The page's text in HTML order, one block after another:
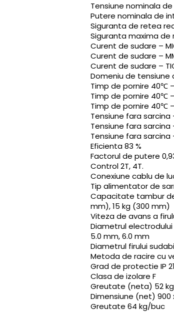
Tensiune nominala
Putere nominala de
Siguranta de retea
Siguranta maxima de
Curent de sudare –
Curent de sudare –
Curent de sudare –
Domeniu de tensiune
Timp de pornire 40℃
Timp de pornire 40℃
Timp de pornire 40℃ –
Tensiune fara sarcina
Tensiune fara sarcina –
Tensiune fara sarcina –
Eficienta 83 %
Factorul de putere
Control 2T, 4T.
Conexiune cablu de
Tip alimentator de
Capacitate tambur
mm), 15 kg (300 mm)
Viteza de avans a
Diametrul electrodului
5.0 mm, 6.0 mm
Diametrul firului
Metoda de racire cu
Grad de protectie IP
Clasa de izolare F
Greutate (neta) 52 kg
Dimensiune (net) 900
Greutate 64 kg/buc